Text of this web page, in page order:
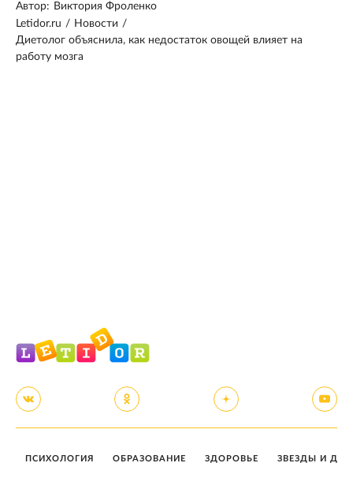
Автор: Виктория Фроленко
Letidor.ru / Новости /
Диетолог объяснила, как недостаток овощей влияет на
работу мозга
ПСИХОЛОГИЯ ОБРАЗОВАНИЕ ЗДОРОВЬЕ ЗВЕЗДЫ И